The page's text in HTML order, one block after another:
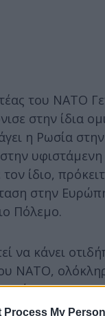
Process My
του ΝΑΤΟ
στην ίδια
η Ρωσία
ίδιο,
στην
Πόλεμο.
να κάνει
ΝΑΤΟ,
ο